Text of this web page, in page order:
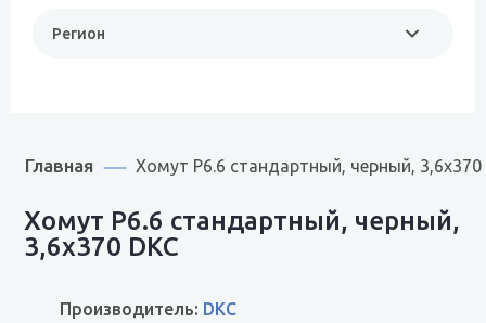
Регион
Главная Хомут P6.6 стандартный, черный, 3,6х370
Хомут P6.6 стандартный, черный,
3,6х370 DKC
Производитель: DKC